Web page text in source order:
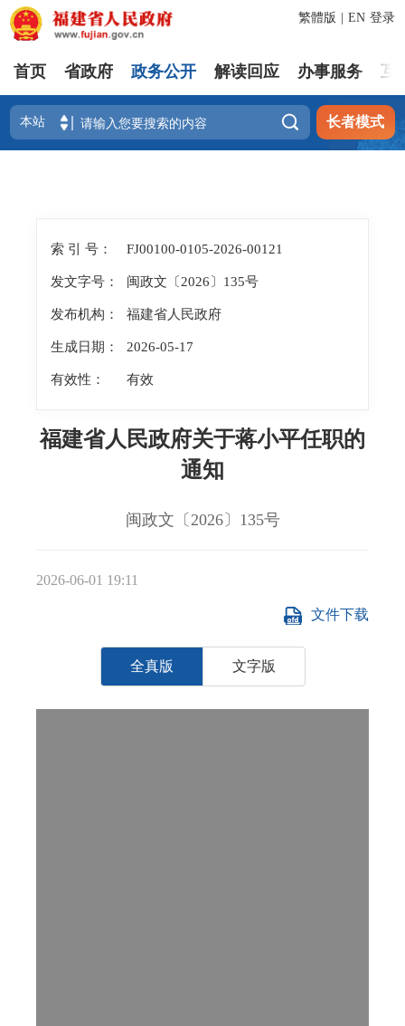
登录
繁體版 EN
首页 省政府 政务公开 解读回应 办事服务 互
 长者模式
索 引 号： FJ00100-0105-2026-00121
发文字号： 闽政文〔2026〕135号
发布机构： 福建省人民政府
生成日期： 2026-05-17
有效性： 有效
福建省人民政府关于蒋小平任职的
通知
闽政文〔2026〕135号
2026-06-01 19:11
全真版 文字版
文件下载